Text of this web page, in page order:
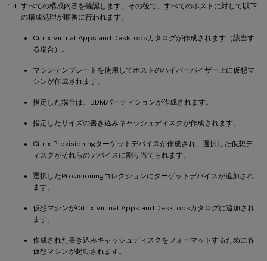
すべての構成内容を確認します。その後で、すべてのホストに対して以下
の構成処理が順番に行われます。
Citrix Virtual Apps and Desktopsカタログが作成されます（該当す
る場合）。
マシンテンプレートを使用してホストのハイパーバイザー上に仮想マ
シンが作成されます。
指定した場合は、BDMパーティションが作成されます。
指定したサイズの書き込みキャッシュディスクが作成されます。
Citrix Provisioningターゲットデバイスが作成され、選択した仮想デ
ィスクがそれらのデバイスに割り当てられます。
選択したProvisioningコレクションにターゲットデバイスが追加され
ます。
仮想マシンがCitrix Virtual Apps and Desktopsカタログに追加され
ます。
作成された書き込みキャッシュディスクをフォーマットするために各
仮想マシンが起動されます。